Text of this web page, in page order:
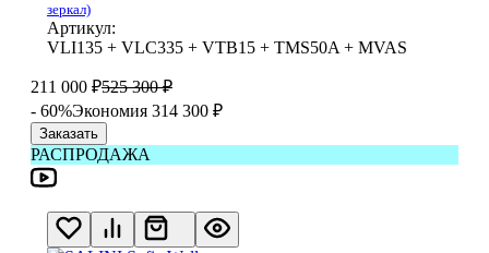
зеркал)
Артикул:
VLI135 + VLC335 + VTB15 + TMS50A + MVAS
211 000 ₽525 300 ₽
- 60%Экономия 314 300 ₽
Заказать
РАСПРОДАЖА